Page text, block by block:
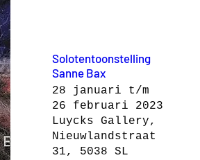
Solotentoonstelling
Sanne Bax
28 januari t/m
26 februari 2023
Luycks Gallery,
Nieuwlandstraat
31, 5038 SL